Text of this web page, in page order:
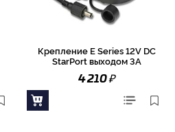
Крепление E Series 12V DC
StarPort выходом 3А
4 210₽